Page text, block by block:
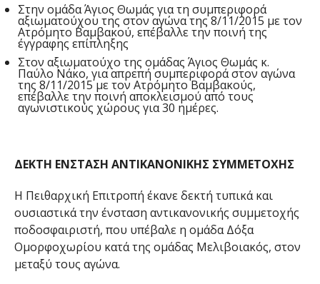
Στην ομάδα Άγιος Θωμάς για τη συμπεριφορά
αξιωματούχου της στον αγώνα της 8/11/2015 με τον
Ατρόμητο Βαμβακού, επέβαλλε την ποινή της
έγγραφης επίπληξης
Στον αξιωματούχο της ομάδας Άγιος Θωμάς κ.
Παύλο Νάκο, για απρεπή συμπεριφορά στον αγώνα
της 8/11/2015 με τον Ατρόμητο Βαμβακούς,
επέβαλλε την ποινή αποκλεισμού από τους
αγωνιστικούς χώρους για 30 ημέρες.
ΔΕΚΤΗ ΕΝΣΤΑΣΗ ΑΝΤΙΚΑΝΟΝΙΚΗΣ ΣΥΜΜΕΤΟΧΗΣ
Η Πειθαρχική Επιτροπή έκανε δεκτή τυπικά και
ουσιαστικά την ένσταση αντικανονικής συμμετοχής
ποδοσφαιριστή, που υπέβαλε η ομάδα Δόξα
Ομορφοχωρίου κατά της ομάδας Μελιβοιακός, στον
μεταξύ τους αγώνα.